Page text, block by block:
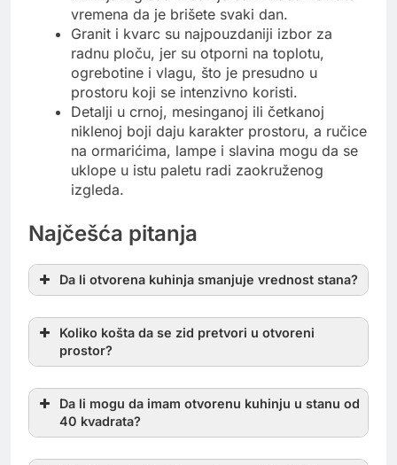
vremena da je brišete svaki dan.
Granit i kvarc su najpouzdaniji izbor za
radnu ploču, jer su otporni na toplotu,
ogrebotine i vlagu, što je presudno u
prostoru koji se intenzivno koristi.
Detalji u crnoj, mesinganoj ili četkanoj
niklenoj boji daju karakter prostoru, a ručice
na ormarićima, lampe i slavina mogu da se
uklope u istu paletu radi zaokruženog
izgleda.
Najčešća pitanja
Da li otvorena kuhinja smanjuje vrednost stana?
Koliko košta da se zid pretvori u otvoreni
prostor?
Da li mogu da imam otvorenu kuhinju u stanu od
40 kvadrata?